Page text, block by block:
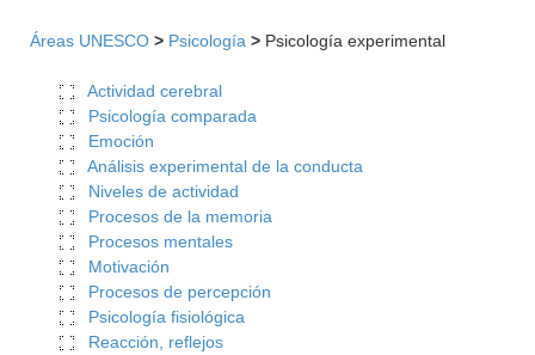
Áreas UNESCO > Psicología > Psicología experimental
Actividad cerebral
Psicología comparada
Emoción
Análisis experimental de la conducta
Niveles de actividad
Procesos de la memoria
Procesos mentales
Motivación
Procesos de percepción
Psicología fisiológica
Reacción, reflejos